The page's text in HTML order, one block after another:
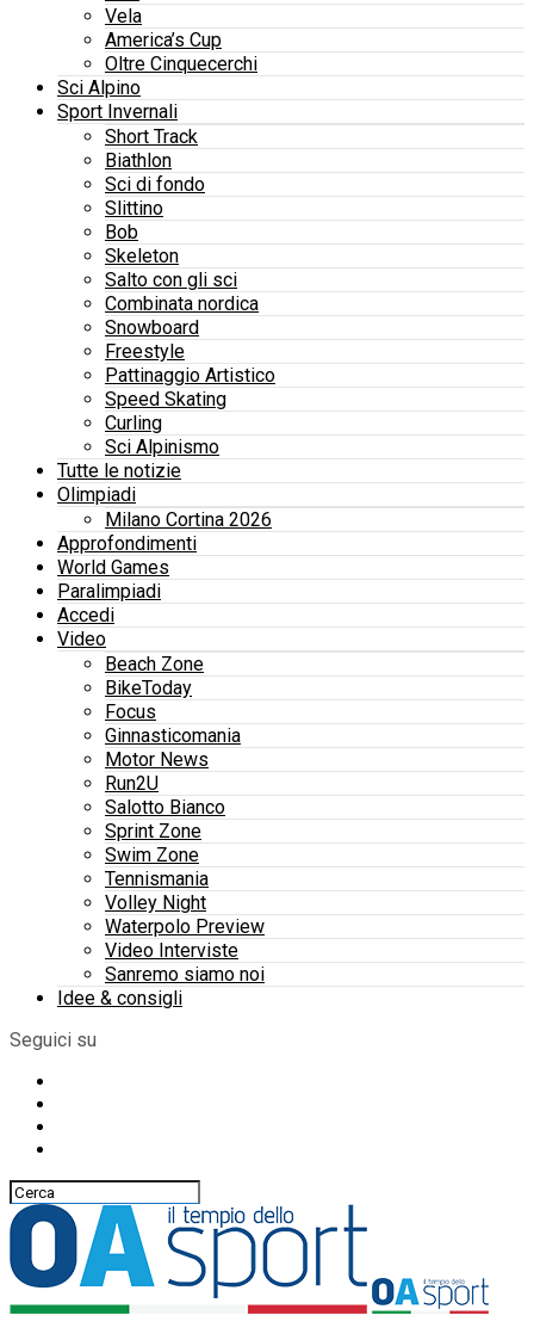
Vela
America’s Cup
Oltre Cinquecerchi
Sci Alpino
Sport Invernali
Short Track
Biathlon
Sci di fondo
Slittino
Bob
Skeleton
Salto con gli sci
Combinata nordica
Snowboard
Freestyle
Pattinaggio Artistico
Speed Skating
Curling
Sci Alpinismo
Tutte le notizie
Olimpiadi
Milano Cortina 2026
Approfondimenti
World Games
Paralimpiadi
Accedi
Video
Beach Zone
BikeToday
Focus
Ginnasticomania
Motor News
Run2U
Salotto Bianco
Sprint Zone
Swim Zone
Tennismania
Volley Night
Waterpolo Preview
Video Interviste
Sanremo siamo noi
Idee & consigli
Seguici su